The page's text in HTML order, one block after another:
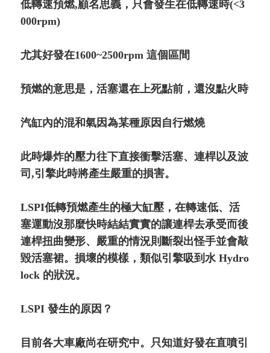
低轉速預燃,顧名思義，只會發生在低轉速時(<3
000rpm)
尤其好發在1600~2500rpm 這個區間
預燃的意思是，活塞還在上死點前，還沒點火時
汽缸內的混和氣因為某種原因自行燃燒
此時爆炸的壓力往下直接衝擊活塞、連桿以及波
司,引擎此時將產生嚴重的損害。
LSPI低轉預燃產生的極大缸壓，在轉速低、活
塞運動沒那麼快時結結實實的讓連桿去承受而後
連桿扭曲變形、嚴重的情況則斷裂出怪手並會敲
毀活塞裙。損壞的模樣，類似引擎吸到水 Hydro
lock 的狀況。
LSPI 發生的原因？
目前各大車廠尚在研究中。只知道好發在直噴引